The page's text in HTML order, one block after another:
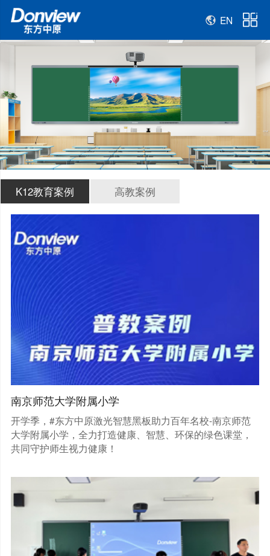
EN
K12教育案例 高教案例
南京师范大学附属小学
开学季，#东方中原激光智慧黑板助力百年名校-南京师范
大学附属小学，全力打造健康、智慧、环保的绿色课堂，
共同守护师生视力健康！